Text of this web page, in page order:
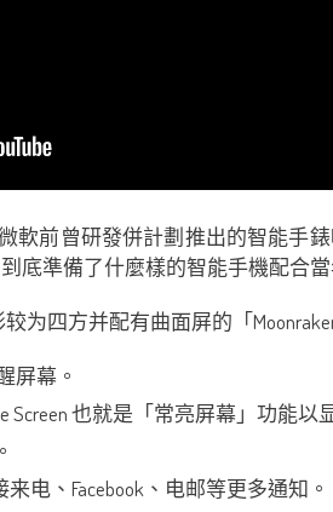
軟前曾研發併計劃推出的智能手
底準備了什麼樣的智能手機配合當
四方并配有曲面屏的「Moonraker
屏幕。
Screen 也就是「常亮屏幕」功能以
电、Facebook、电邮等更多通知。